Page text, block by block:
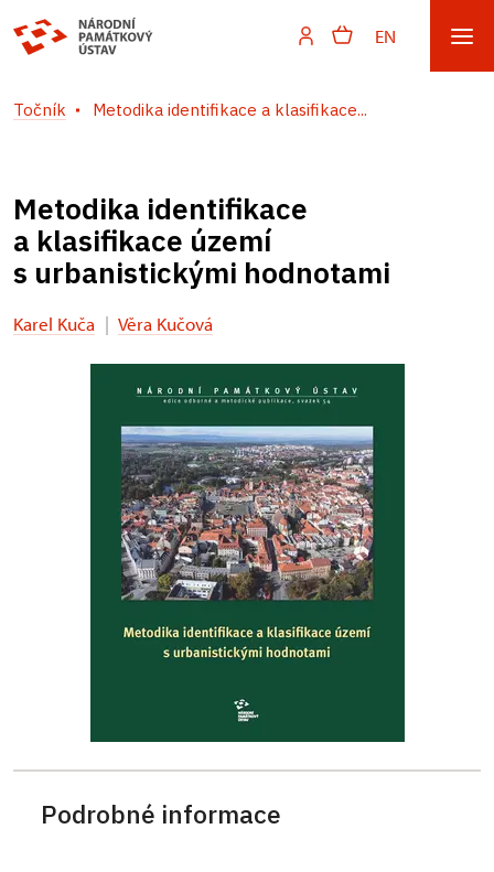
EN
Točník Metodika identifikace a klasifikace...
Metodika identifikace
a klasifikace území
s urbanistickými hodnotami
Karel Kuča | Věra Kučová
Podrobné informace